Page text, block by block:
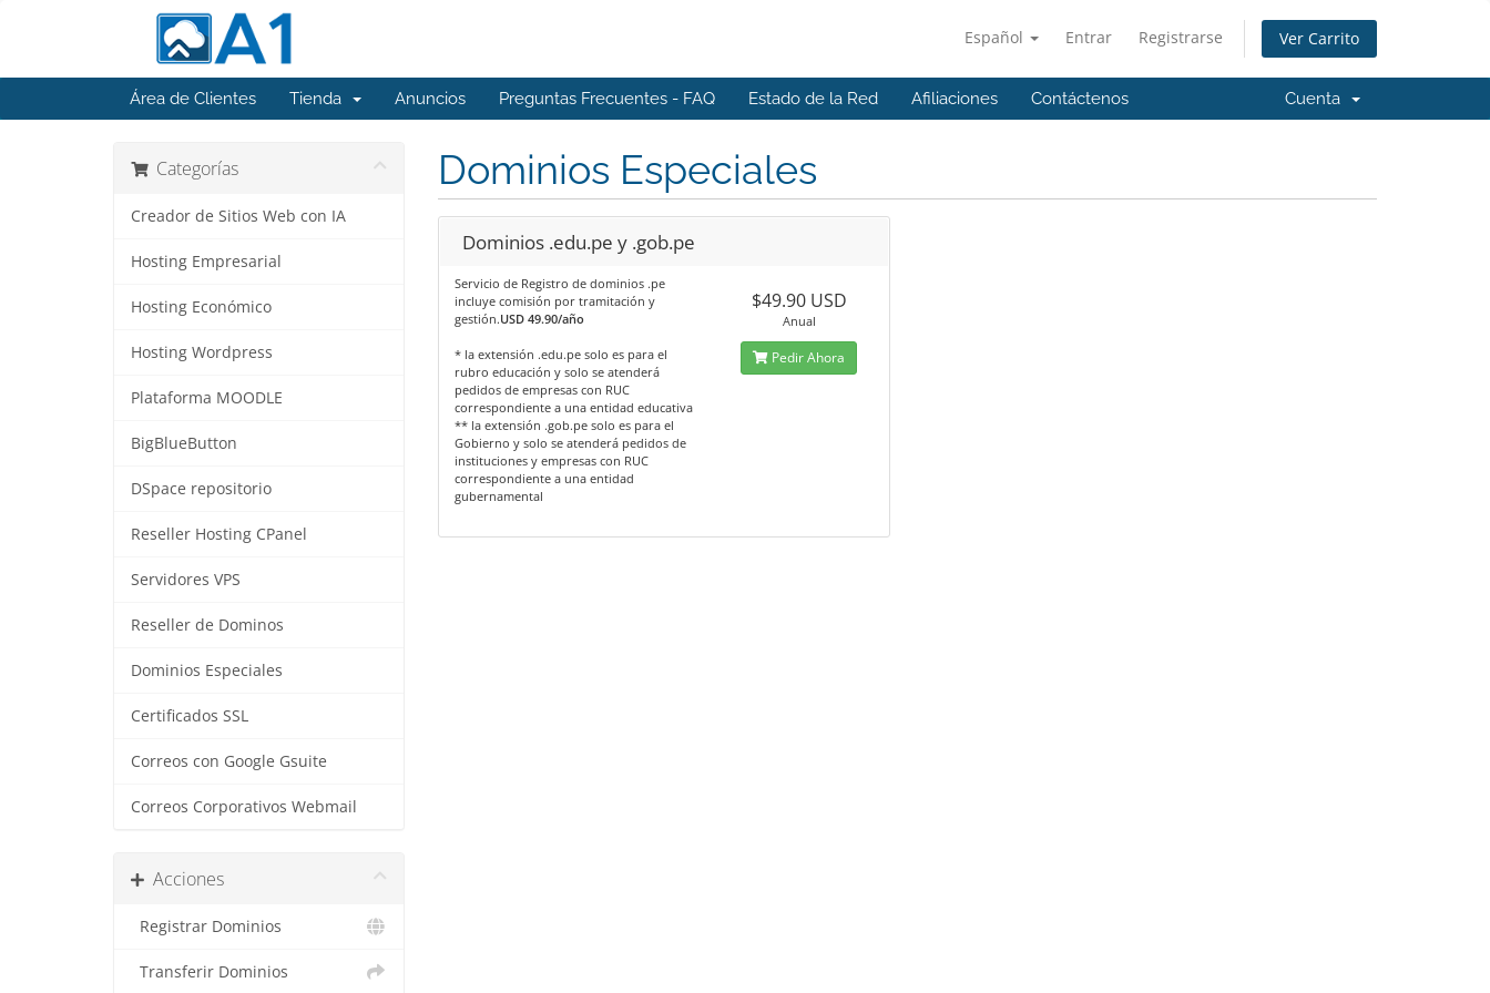
Español Entrar Registrarse Ver Carrito
Área de Clientes Tienda Anuncios Preguntas Frecuentes - FAQ Estado de la Red Afiliaciones Contáctenos Cuenta
Categorías
Creador de Sitios Web con IA
Hosting Empresarial
Hosting Económico
Hosting Wordpress
Plataforma MOODLE
BigBlueButton
DSpace repositorio
Reseller Hosting CPanel
Servidores VPS
Reseller de Dominos
Dominios Especiales
Certificados SSL
Correos con Google Gsuite
Correos Corporativos Webmail
Acciones
Registrar Dominios
Transferir Dominios
Dominios Especiales
Dominios .edu.pe y .gob.pe
Servicio de Registro de dominios .pe
incluye comisión por tramitación y
gestión.USD 49.90/año
* la extensión .edu.pe solo es para el
rubro educación y solo se atenderá
pedidos de empresas con RUC
correspondiente a una entidad educativa
** la extensión .gob.pe solo es para el
Gobierno y solo se atenderá pedidos de
instituciones y empresas con RUC
correspondiente a una entidad
gubernamental
$49.90 USD
Anual
Pedir Ahora